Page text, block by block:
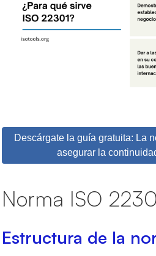
Descárgate la guía gratuita: La
asegurar la
Norma ISO
Estructura de la